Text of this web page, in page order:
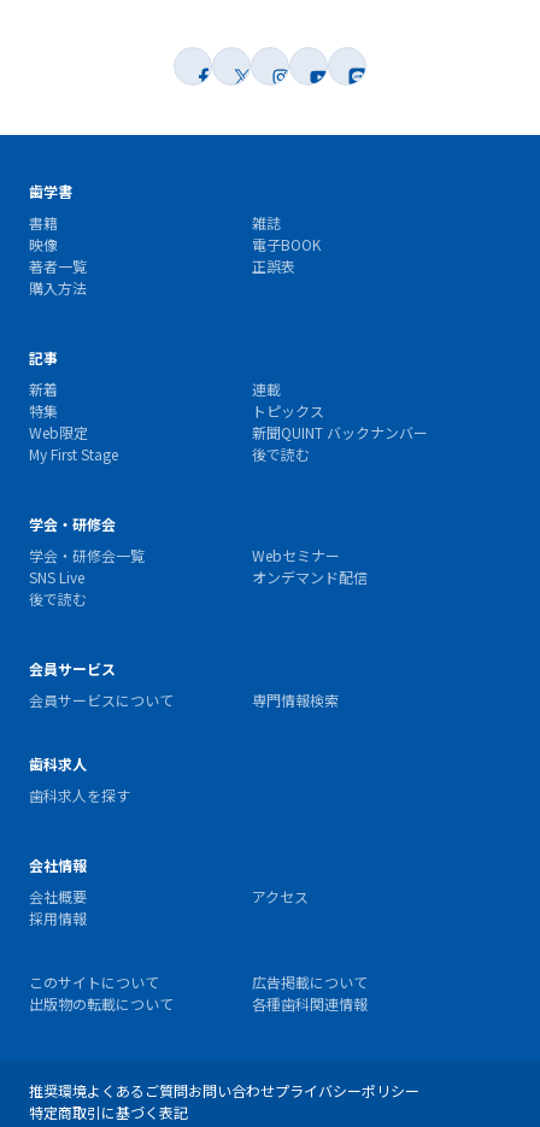
歯学書
書籍
雑誌
映像
電子BOOK
著者一覧
正誤表
購入方法
記事
新着
連載
特集
トピックス
Web限定
新聞QUINT バックナンバー
My First Stage
後で読む
学会・研修会
学会・研修会一覧
Webセミナー
SNS Live
オンデマンド配信
後で読む
会員サービス
会員サービスについて
専門情報検索
歯科求人
歯科求人を探す
会社情報
会社概要
アクセス
採用情報
このサイトについて
広告掲載について
出版物の転載について
各種歯科関連情報
推奨環境よくあるご質問お問い合わせプライバシーポリシー
特定商取引に基づく表記